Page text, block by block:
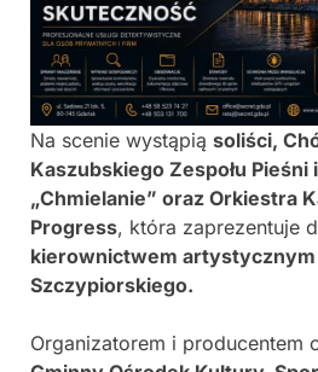
Na scenie wystąpią soliści,
Kaszubskiego Zespołu Pieśni
„Chmielanie” oraz Orkiestra
Progress, która zaprezentuje
kierownictwem artystycznym
Szczypiorskiego.
Organizatorem i producentem